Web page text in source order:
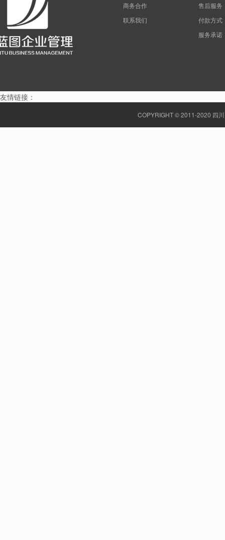
商务合作
联系我们
售后服务
付款方式
服务承诺
友情链接：
COPYRIGHT © 2011-2020 四